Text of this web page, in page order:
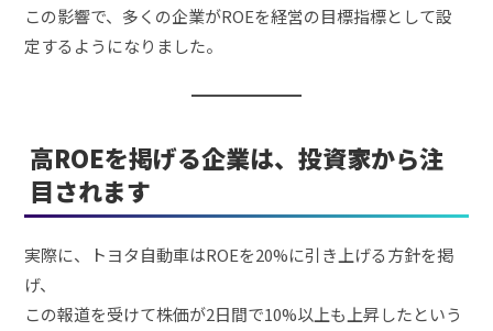
この影響で、多くの企業がROEを経営の目標指標として設
定するようになりました。
高ROEを掲げる企業は、投資家から注
目されます
実際に、トヨタ自動車はROEを20%に引き上げる方針を掲
げ、
この報道を受けて株価が2日間で10%以上も上昇したという